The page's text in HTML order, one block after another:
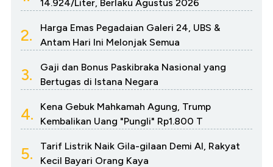
14.924/Liter, Berlaku Agustus 2026
2.
Harga Emas Pegadaian Galeri 24, UBS &
Antam Hari Ini Melonjak Semua
3.
Gaji dan Bonus Paskibraka Nasional yang
Bertugas di Istana Negara
4.
Kena Gebuk Mahkamah Agung, Trump
Kembalikan Uang "Pungli" Rp1.800 T
5.
Tarif Listrik Naik Gila-gilaan Demi AI, Rakyat
Kecil Bayari Orang Kaya